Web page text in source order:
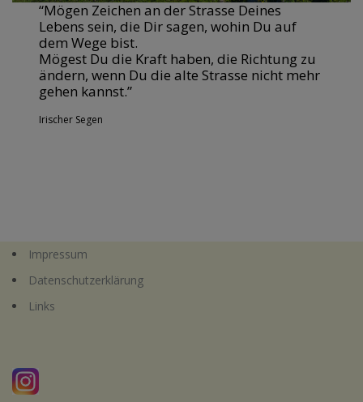
“Mögen Zeichen an der Strasse Deines
Lebens sein, die Dir sagen, wohin Du auf
dem Wege bist.
Mögest Du die Kraft haben, die Richtung zu
ändern, wenn Du die alte Strasse nicht mehr
gehen kannst.”
Irischer Segen
Impressum
Datenschutzerklärung
Links